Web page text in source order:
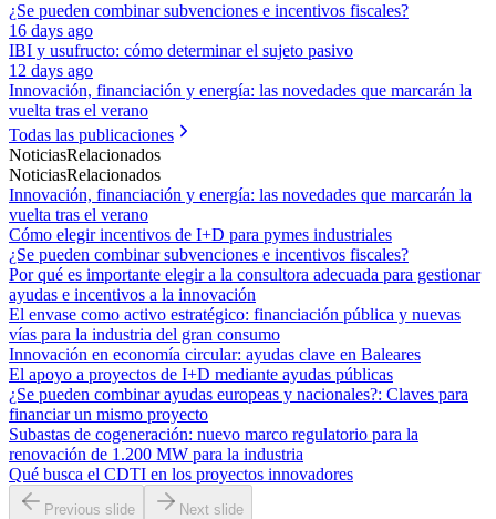
¿Se pueden combinar subvenciones e incentivos fiscales?
16 days ago
IBI y usufructo: cómo determinar el sujeto pasivo
12 days ago
Innovación, financiación y energía: las novedades que marcarán la
vuelta tras el verano
Todas las publicaciones
NoticiasRelacionados
NoticiasRelacionados
Innovación, financiación y energía: las novedades que marcarán la
vuelta tras el verano
Cómo elegir incentivos de I+D para pymes industriales
¿Se pueden combinar subvenciones e incentivos fiscales?
Por qué es importante elegir a la consultora adecuada para gestionar
ayudas e incentivos a la innovación
El envase como activo estratégico: financiación pública y nuevas
vías para la industria del gran consumo
Innovación en economía circular: ayudas clave en Baleares
El apoyo a proyectos de I+D mediante ayudas públicas
¿Se pueden combinar ayudas europeas y nacionales?: Claves para
financiar un mismo proyecto
Subastas de cogeneración: nuevo marco regulatorio para la
renovación de 1.200 MW para la industria
Qué busca el CDTI en los proyectos innovadores
Previous slide Next slide